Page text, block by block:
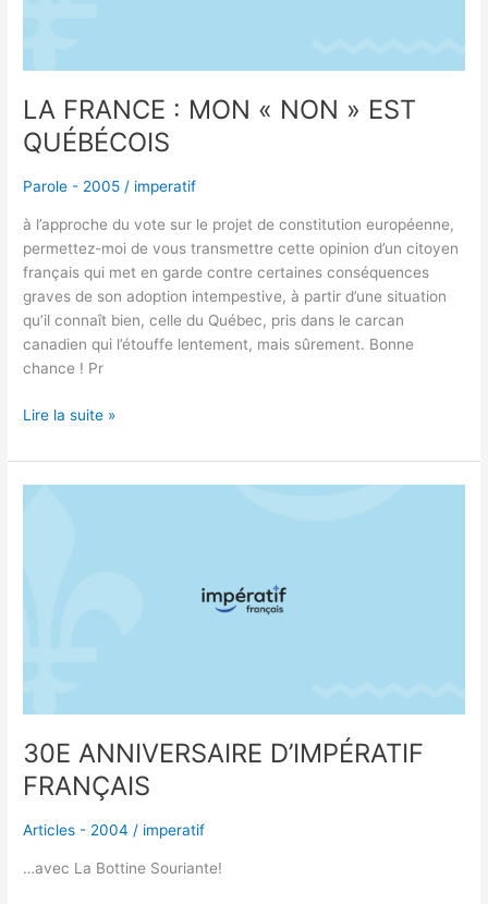
LA FRANCE : MON « NON » EST
QUÉBÉCOIS
Parole - 2005 / imperatif
à l’approche du vote sur le projet de constitution européenne,
permettez-moi de vous transmettre cette opinion d’un citoyen
français qui met en garde contre certaines conséquences
graves de son adoption intempestive, à partir d’une situation
qu’il connaît bien, celle du Québec, pris dans le carcan
canadien qui l’étouffe lentement, mais sûrement. Bonne
chance ! Pr
Lire la suite »
30E ANNIVERSAIRE D’IMPÉRATIF
FRANÇAIS
Articles - 2004 / imperatif
…avec La Bottine Souriante!